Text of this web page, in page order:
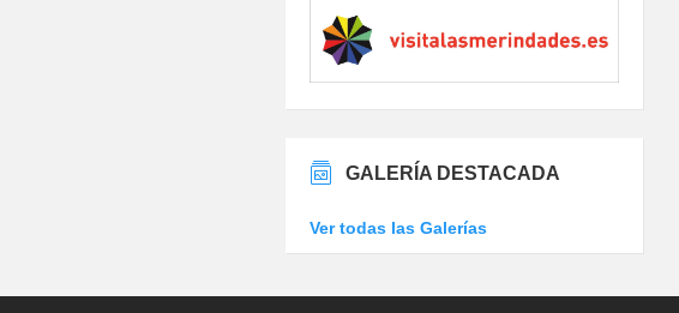
GALERÍA DESTACADA
Ver todas las Galerías